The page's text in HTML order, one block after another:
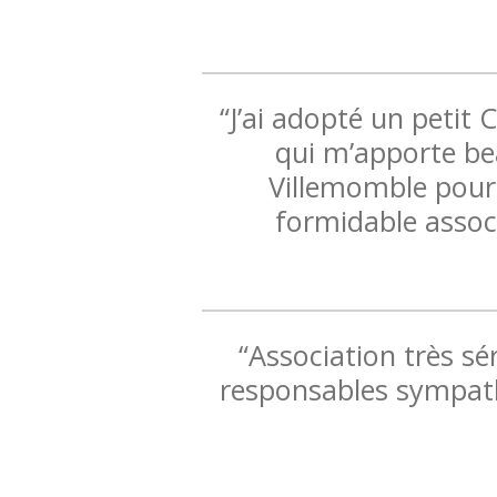
“J’ai adopté un
qui m’apporte
Villemomble
formidable
“Association très
responsables